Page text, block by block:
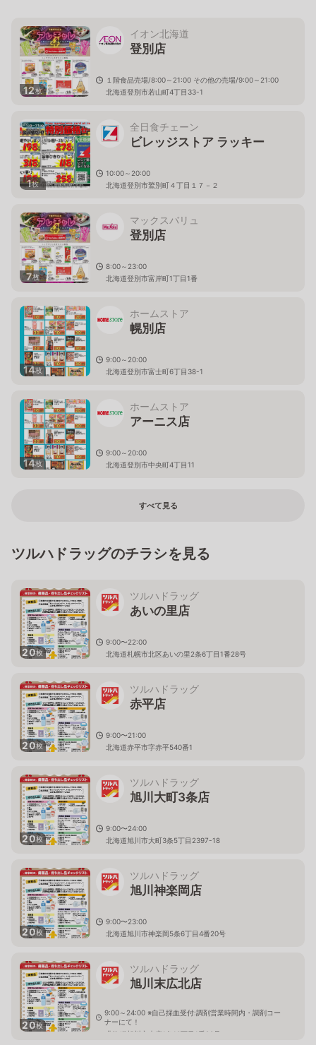
12枚
イオン北海道
登別店
１階食品売場/8:00～21:00 その他の売場/9:00～21:00
北海道登別市若山町4丁目33-1
1枚
全日食チェーン
ビレッジストア ラッキー
10:00～20:00
北海道登別市鷲別町４丁目１７－２
7枚
マックスバリュ
登別店
8:00～23:00
北海道登別市富岸町1丁目1番
14枚
ホームストア
幌別店
9:00～20:00
北海道登別市富士町6丁目38-1
14枚
ホームストア
アーニス店
9:00～20:00
北海道登別市中央町4丁目11
すべて見る
ツルハドラッグのチラシを見る
20枚
ツルハドラッグ
あいの里店
9:00〜22:00
北海道札幌市北区あいの里2条6丁目1番28号
20枚
ツルハドラッグ
赤平店
9:00〜21:00
北海道赤平市字赤平540番1
20枚
ツルハドラッグ
旭川大町3条店
9:00〜24:00
北海道旭川市大町3条5丁目2397-18
20枚
ツルハドラッグ
旭川神楽岡店
9:00〜23:00
北海道旭川市神楽岡5条6丁目4番20号
20枚
ツルハドラッグ
旭川末広北店
9:00～24:00 ※自己採血受付:調剤営業時間内・調剤コー
ナーにて！
北海道旭川市末広1条10丁目1番20号